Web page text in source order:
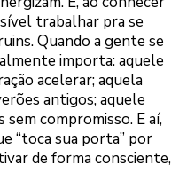
trabalhar pra se
Quando a gente se
importa: aquele
acelerar; aquela
antigos; aquele
sem compromisso. E aí,
“toca sua porta” por
de forma consciente,